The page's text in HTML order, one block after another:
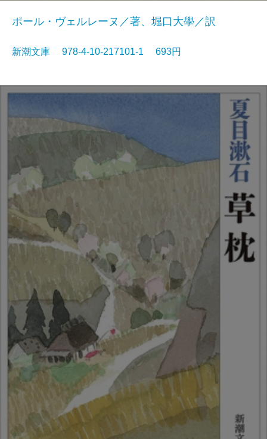
ポール・ヴェルレーヌ／著、堀口大學／訳
新潮文庫 978-4-10-217101-1 693円